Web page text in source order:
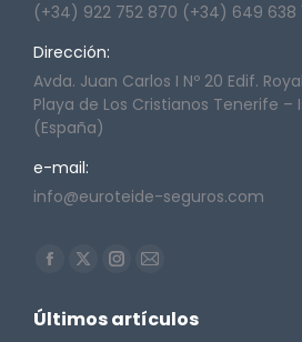
(+34) 922 752 870 (+34) 649 638
Dirección:
Avda. Juan Carlos I Nº 20 Edif.
Playa de Los Cristianos Tenerife –
(España)
e-mail:
info@euroteide-seguros.com
Encuéntranos en:
Facebook
opens
X
opens
Instagram
opens
Mail
opens
Últimos artículos